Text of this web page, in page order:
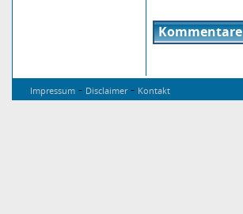
Kommentare
Impressum - Disclaimer- Kontakt